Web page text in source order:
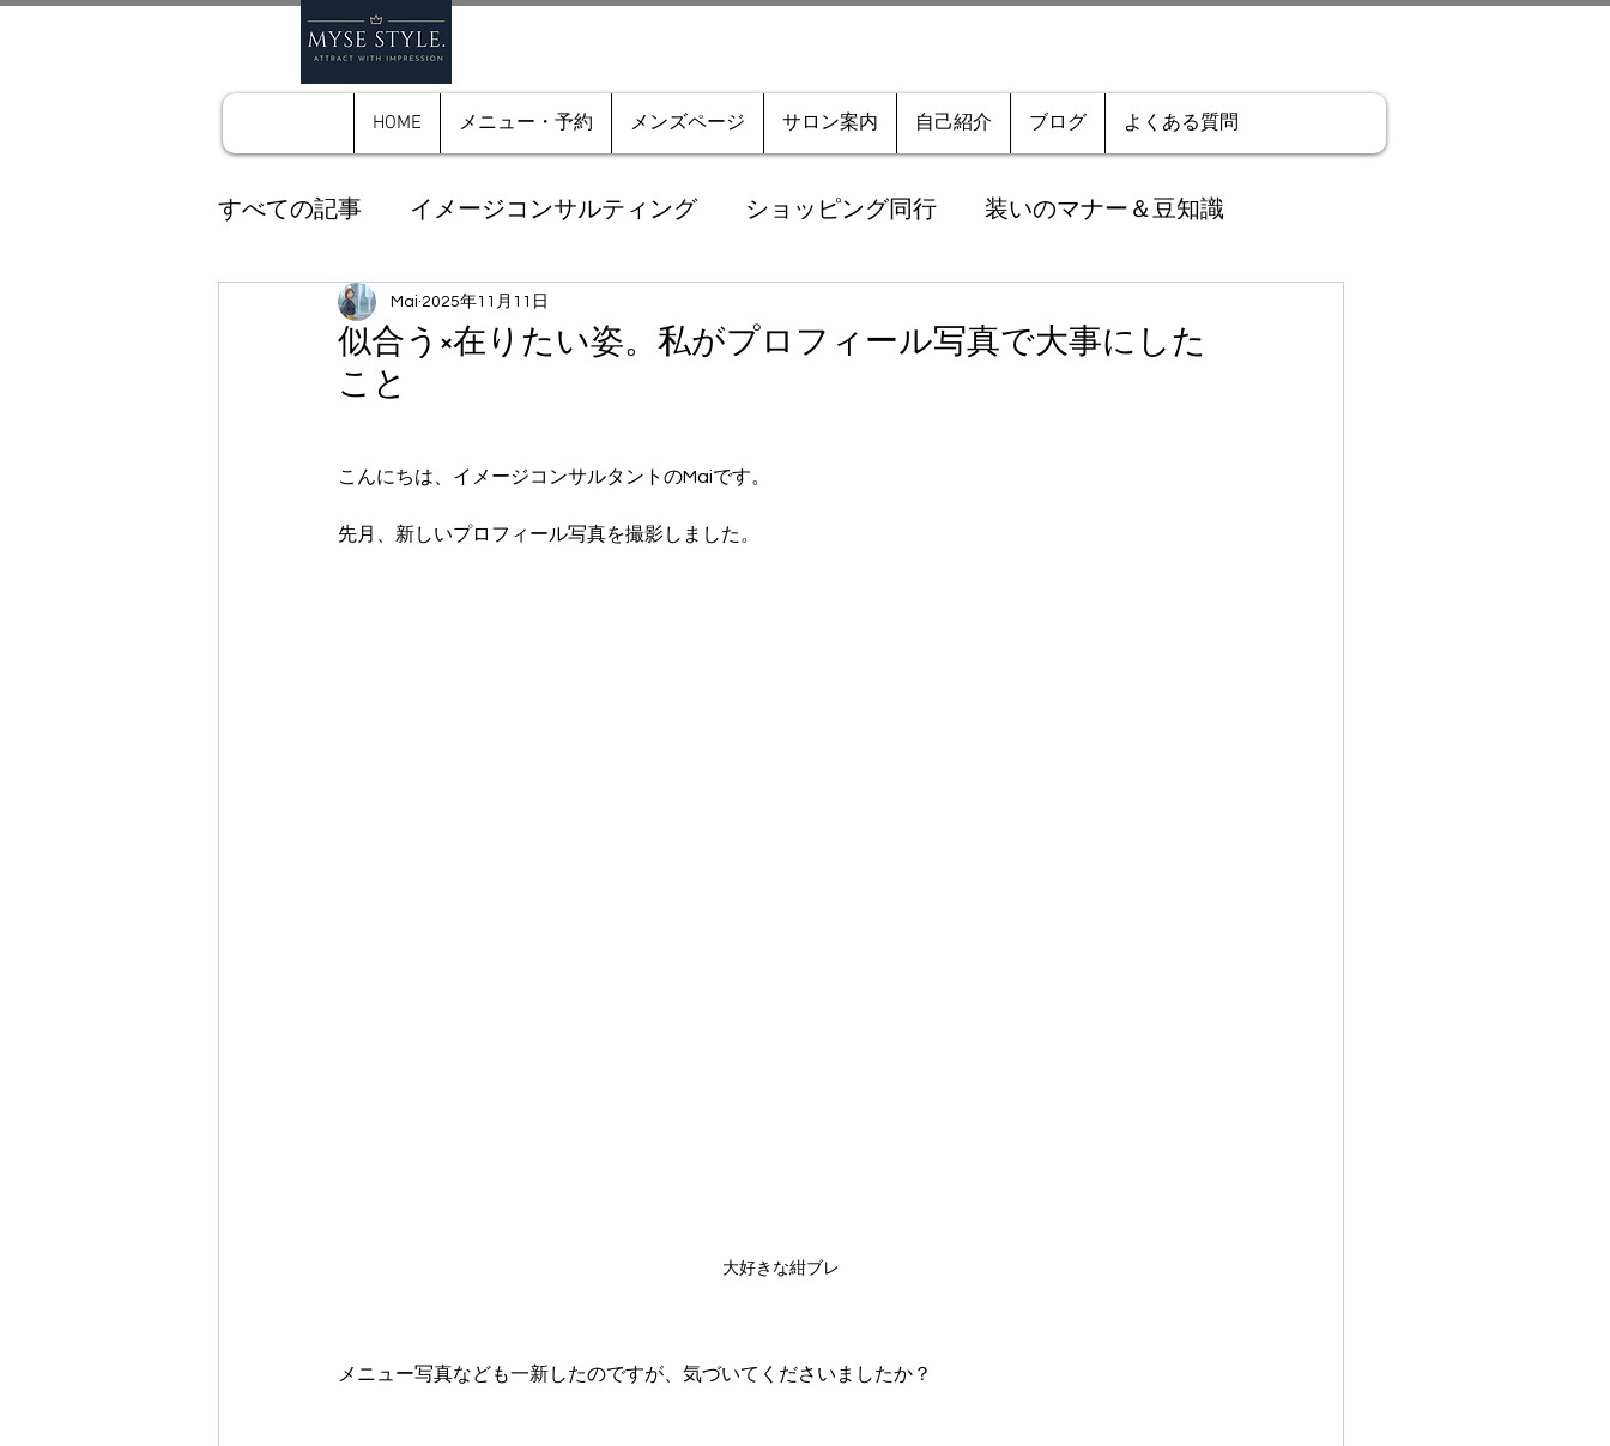
HOME メニュー・予約 メンズページ サロン案内 自己紹介 ブログ よくある質問
すべての記事 イメージコンサルティング ショッピング同行 装いのマナー＆豆知識
クローゼット診断 私の思い・日々のあれこれ
パーソナルカラー診断
似合う×在りたい姿。私がプロフィール写真で大事にした
こと
Mai 2025年11月11日
こんにちは、イメージコンサルタントのMaiです。
先月、新しいプロフィール写真を撮影しました。
大好きな紺ブレ
メニュー写真なども一新したのですが、気づいてくださいましたか？